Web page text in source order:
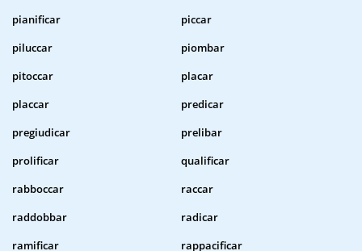
pianificar
piccar
piluccar
piombar
pitoccar
placar
placcar
predicar
pregiudicar
prelibar
prolificar
qualificar
rabboccar
raccar
raddobbar
radicar
ramificar
rappacificar